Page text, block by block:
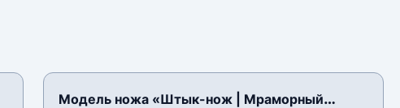
Модель ножа «Штык-нож | Мраморный